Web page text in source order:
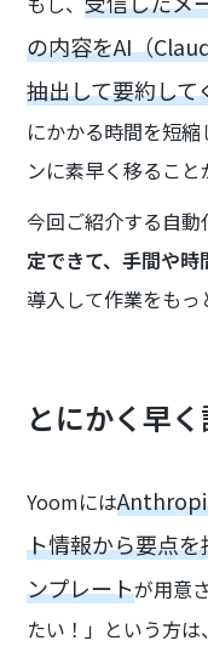
の内容をAI（
抽出して要約して
にかかる時間を短
ンに素早く移ること
今回ご紹介する自動
定できて、手間や時
導入して作業をもっ
とにかく早
Yoomには
ト情報から要点
ンプレートが用意
たい！」という方